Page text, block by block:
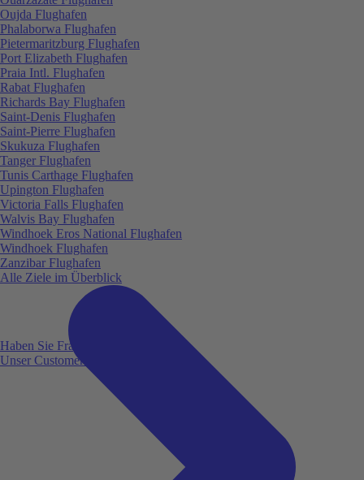
Haben Sie Fragen?
Unser Customer Service ist für Sie da!
Oujda Flughafen
Phalaborwa Flughafen
Pietermaritzburg Flughafen
Port Elizabeth Flughafen
Praia Intl. Flughafen
Rabat Flughafen
Richards Bay Flughafen
Saint-Denis Flughafen
Saint-Pierre Flughafen
Skukuza Flughafen
Tanger Flughafen
Tunis Carthage Flughafen
Upington Flughafen
Victoria Falls Flughafen
Walvis Bay Flughafen
Windhoek Eros National Flughafen
Windhoek Flughafen
Zanzibar Flughafen
Alle Ziele im Überblick